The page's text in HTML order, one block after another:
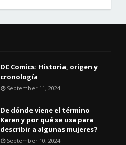
DC Comics: Historia, origen y
cronología
September 11, 2024
De dónde viene el término
Karen y por qué se usa para
describir a algunas mujeres?
September 10, 2024